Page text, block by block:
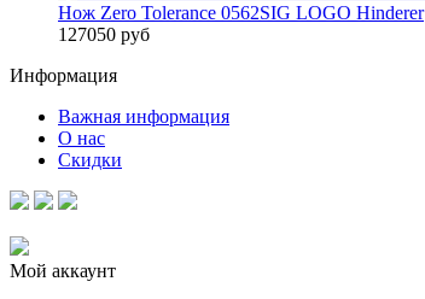
Нож Zero Tolerance 0562SIG LOGO Hinderer
127050 руб
Информация
Важная информация
О нас
Скидки
Мой аккаунт